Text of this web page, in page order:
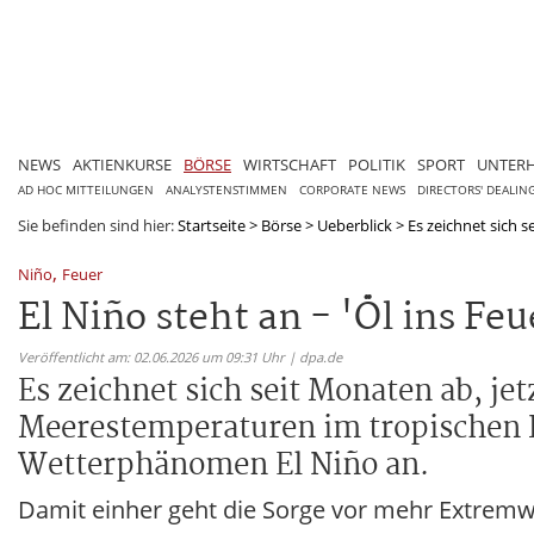
NEWS AKTIENKURSE BÖRSE WIRTSCHAFT POLITIK SPORT
AD HOC MITTEILUNGEN ANALYSTENSTIMMEN CORPORATE NEWS DIRECTORS'
Sie befinden sind hier:Startseite> Börse> Ueberblick> Es zeichnet sich
Niño, Feuer
El Niño steht an - 'Öl ins
Veröffentlicht am: 02.06.2026 um 09:31 Uhr | dpa.de
Es zeichnet sich seit Monaten ab,
Meerestemperaturen im
Wetterphänomen El Niño an.
Damit einher geht die Sorge vor mehr